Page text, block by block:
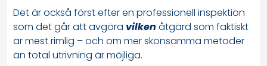
Det är också först efter en professionell inspektion
som det går att avgöra vilken åtgärd som faktiskt
är mest rimlig – och om mer skonsamma metoder
än total utrivning är möjliga.